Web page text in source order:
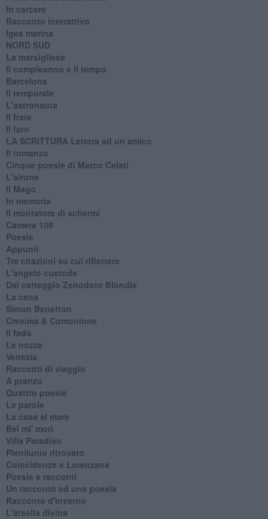
In carcere
Racconto interattivo
Igea marina
​NORD SUD
La marsigliese
Il compleanno e il tempo
Barcelona
Il temporale
L'astronauta
Il frate
Il faro
​LA SCRITTURA Lettera ad un amico
Il romanzo
Cinque poesie di Marco Celati
L'airone
Il Mago
In memoria
Il montatore di schermi
Camera 109
Poesie
Appunti
Tre citazioni su cui riflettere
L'angelo custode
Dal carteggio Zenodoto Blondie
La cena
Simon Benetton
Cresima & Comunione
Il fado
Le nozze
Venezia
Racconti di viaggio
A pranzo
Quattro poesie
Le parole
La casa al mare
Bel mi' morì
Villa Paradiso
Plenilunio ritrovato
Coincidenze e Lorenzana
Poesie e racconti
Un racconto ed una poesia
Racconto d'inverno
​L'arsella divina